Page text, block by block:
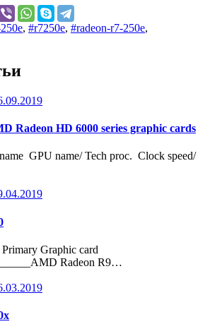
, #r7250e, #radeon-r7-250e,
Radeon HD 6000 series graphic cards
GPU name/ Tech proc. Clock speed/
Graphic card
Radeon R9…